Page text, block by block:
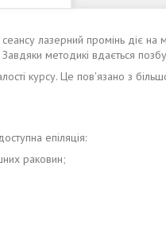
лазерний промінь діє
методикі вдається
курсу. Це пов'язано з
епіляція:
раковин;